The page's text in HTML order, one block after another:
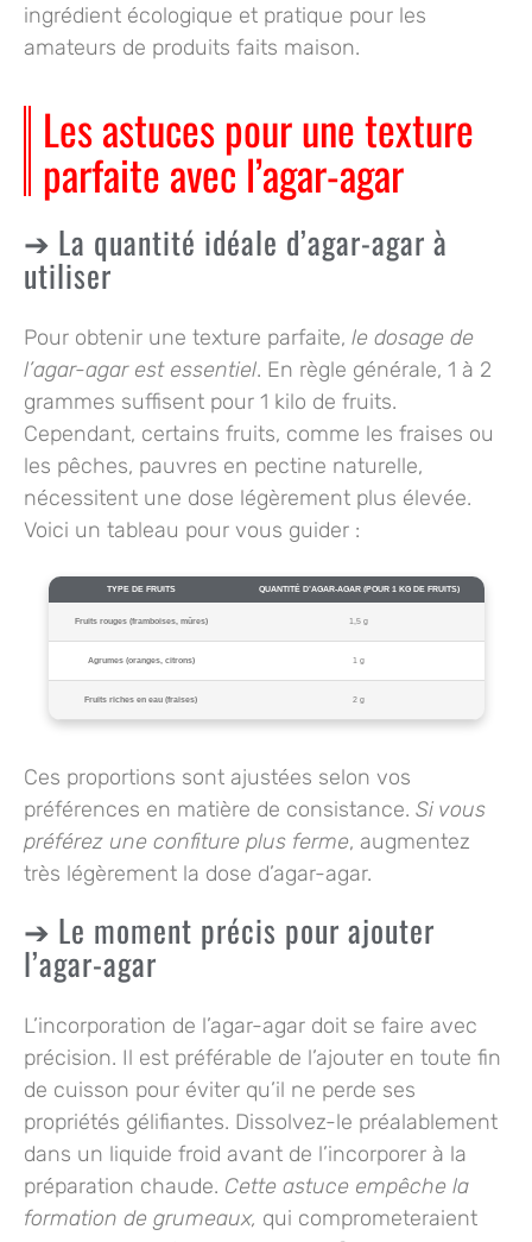
ingrédient écologique et pratique pour les
amateurs de produits faits maison.
Les astuces pour une texture
parfaite avec l’agar-agar
La quantité idéale d’agar-agar à
utiliser
Pour obtenir une texture parfaite, le dosage de
l’agar-agar est essentiel. En règle générale, 1 à 2
grammes suffisent pour 1 kilo de fruits.
Cependant, certains fruits, comme les fraises ou
les pêches, pauvres en pectine naturelle,
nécessitent une dose légèrement plus élevée.
Voici un tableau pour vous guider :
TYPE DE FRUITS QUANTITÉ D’AGAR-AGAR (POUR 1 KG DE FRUITS)
Fruits rouges (framboises, mûres) 1,5 g
Agrumes (oranges, citrons) 1 g
Fruits riches en eau (fraises) 2 g
Ces proportions sont ajustées selon vos
préférences en matière de consistance. Si vous
préférez une confiture plus ferme, augmentez
très légèrement la dose d’agar-agar.
Le moment précis pour ajouter
l’agar-agar
L’incorporation de l’agar-agar doit se faire avec
précision. Il est préférable de l’ajouter en toute fin
de cuisson pour éviter qu’il ne perde ses
propriétés gélifiantes. Dissolvez-le préalablement
dans un liquide froid avant de l’incorporer à la
préparation chaude. Cette astuce empêche la
formation de grumeaux, qui comprometeraient